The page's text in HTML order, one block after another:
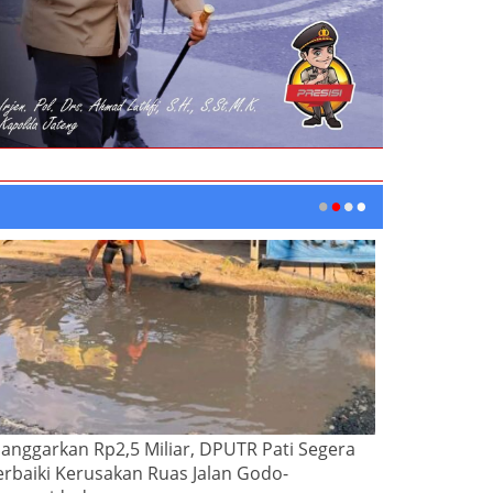
Rp2,5 Miliar, DPUTR Pati Segera
Kerusakan Ruas Jalan Godo-